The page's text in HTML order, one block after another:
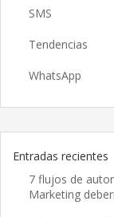
SMS
Tendencias
WhatsApp
Entradas recientes
7 flujos de
Marketing